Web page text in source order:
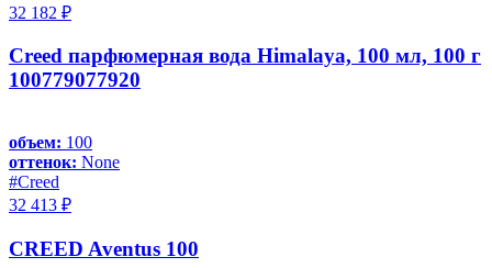
32 182 ₽
Creed парфюмерная вода Himalaya, 100 мл, 100 г
100779077920
объем: 100
оттенок: None
#Creed
32 413 ₽
CREED Aventus 100